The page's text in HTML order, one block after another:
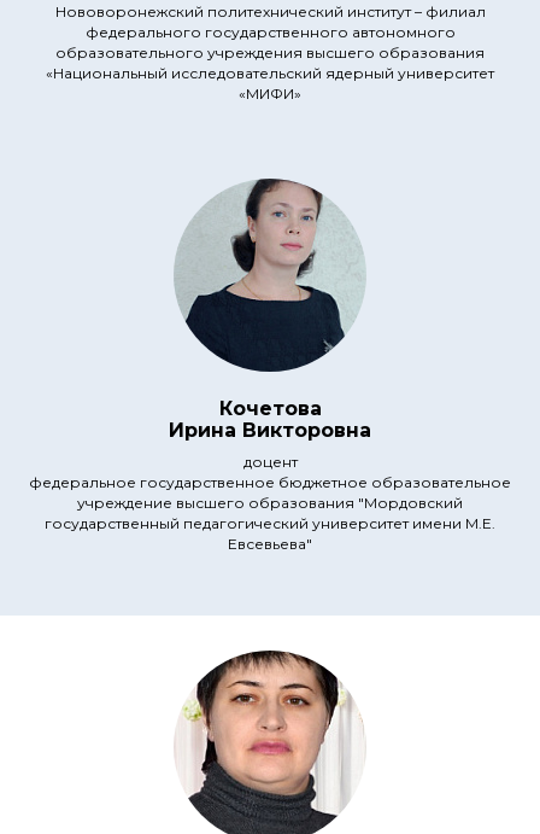
Нововоронежский политехнический институт – филиал
федерального государственного автономного
образовательного учреждения высшего образования
«Национальный исследовательский ядерный университет
«МИФИ»
Кочетова
Ирина Викторовна
доцент
федеральное государственное бюджетное образовательное
учреждение высшего образования "Мордовский
государственный педагогический университет имени М.Е.
Евсевьева"